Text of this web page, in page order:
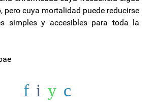
pero cuya mortalidad puede reducirse
simples y accesibles para toda la